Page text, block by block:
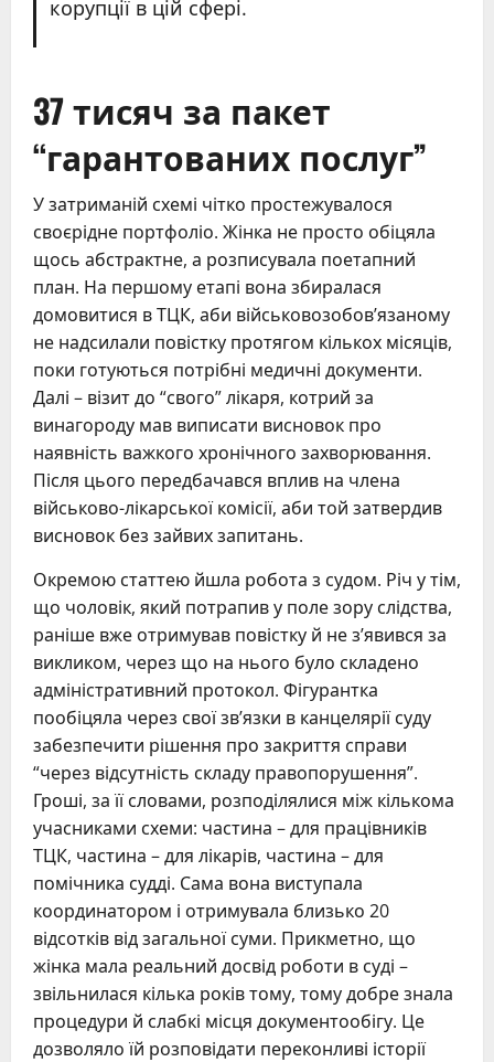
корупції в цій сфері.
37 тисяч за пакет
“гарантованих послуг”
У затриманій схемі чітко простежувалося
своєрідне портфоліо. Жінка не просто обіцяла
щось абстрактне, а розписувала поетапний
план. На першому етапі вона збиралася
домовитися в ТЦК, аби військовозобов’язаному
не надсилали повістку протягом кількох місяців,
поки готуються потрібні медичні документи.
Далі – візит до “свого” лікаря, котрий за
винагороду мав виписати висновок про
наявність важкого хронічного захворювання.
Після цього передбачався вплив на члена
військово-лікарської комісії, аби той затвердив
висновок без зайвих запитань.
Окремою статтею йшла робота з судом. Річ у тім,
що чоловік, який потрапив у поле зору слідства,
раніше вже отримував повістку й не з’явився за
викликом, через що на нього було складено
адміністративний протокол. Фігурантка
пообіцяла через свої зв’язки в канцелярії суду
забезпечити рішення про закриття справи
“через відсутність складу правопорушення”.
Гроші, за її словами, розподілялися між кількома
учасниками схеми: частина – для працівників
ТЦК, частина – для лікарів, частина – для
помічника судді. Сама вона виступала
координатором і отримувала близько 20
відсотків від загальної суми. Прикметно, що
жінка мала реальний досвід роботи в суді –
звільнилася кілька років тому, тому добре знала
процедури й слабкі місця документообігу. Це
дозволяло їй розповідати переконливі історії